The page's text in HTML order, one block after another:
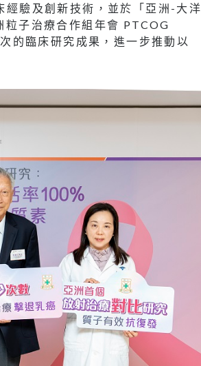
驗及創新技術，並於「亞洲-大洋
子治療合作組年會 PTCOG
的臨床研究成果，進一步推動以